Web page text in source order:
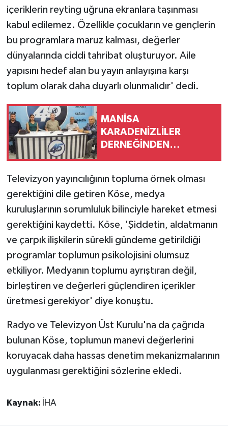
içeriklerin reyting uğruna ekranlara taşınması
kabul edilemez. Özellikle çocukların ve gençlerin
bu programlara maruz kalması, değerler
dünyalarında ciddi tahribat oluşturuyor. Aile
yapısını hedef alan bu yayın anlayışına karşı
toplum olarak daha duyarlı olunmalıdır' dedi.
MANİSA
KARADENİZLİLER
DERNEĞİNDEN
Televizyon yayıncılığının topluma örnek olması
gerektiğini dile getiren Köse, medya
kuruluşlarının sorumluluk bilinciyle hareket etmesi
gerektiğini kaydetti. Köse, 'Şiddetin, aldatmanın
ve çarpık ilişkilerin sürekli gündeme getirildiği
programlar toplumun psikolojisini olumsuz
etkiliyor. Medyanın toplumu ayrıştıran değil,
birleştiren ve değerleri güçlendiren içerikler
üretmesi gerekiyor' diye konuştu.
Radyo ve Televizyon Üst Kurulu'na da çağrıda
bulunan Köse, toplumun manevi değerlerini
koruyacak daha hassas denetim mekanizmalarının
uygulanması gerektiğini sözlerine ekledi.
Kaynak: İHA